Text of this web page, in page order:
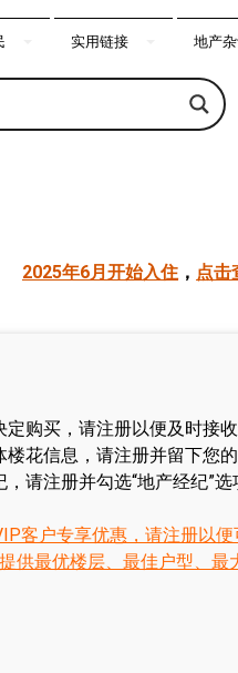
实用链接 地产
2025年6月开始入住 ， 点击
定购买，请注册以便及时接
楼花信息，请注册并留下您
请注册并勾选“地产经纪”选
客户专享优惠，请注册以
供最优楼层、最佳户型、最